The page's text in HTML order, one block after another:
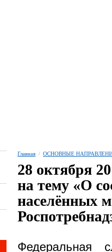
Главная / ОСНОВНЫЕ
28 октября
на тему «О
населённых
Федеральная